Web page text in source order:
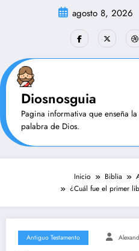
agosto 8, 2026
Diosnosguia
Pagina informativa que enseña la
palabra de Dios.
Inicio Biblia
¿Cuál fue el primer
Antiguo Testamento